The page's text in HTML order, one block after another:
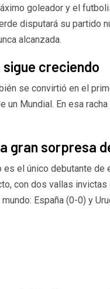
goleador y el
disputará su partido
alcanzada.
sigue creciendo
se convirtió en el
un Mundial. En esa
gran sorpresa
es el único debutante
con dos vallas
España (0-0) y